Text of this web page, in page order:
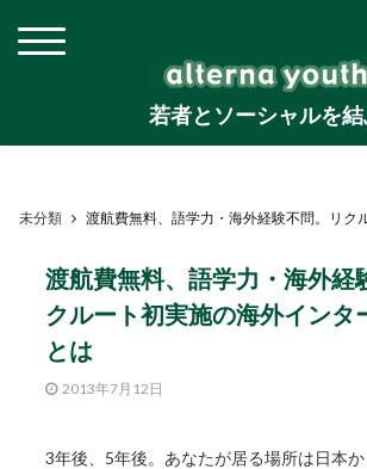
若者とソーシャルを
未分類
渡航費無料、語学力・海外経
クルート初実施の海外インタ
とは
2013年7月12日
3年後、5年後。あなたが居る場所は日本